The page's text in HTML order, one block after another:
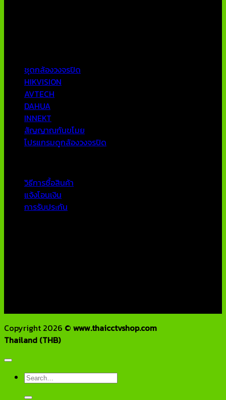
ชุดกล้องวงจรปิด
HIKVISION
AVTECH
DAHUA
INNEKT
สัญญาณกันขโมย
โปรแกรมดูกล้องวงจรปิด
วิธีการซื้อสินค้า
แจ้งโอนเงิน
การรับประกัน
Copyright 2026 © www.thaicctvshop.com
Thailand (THB)
Search